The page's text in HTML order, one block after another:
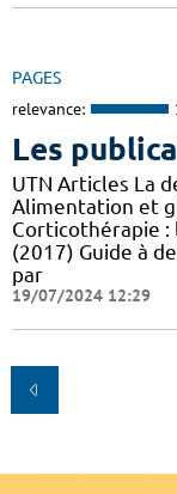
PAGES
relevance:
Les
UTN Articles La
Alimentation et
Corticothérapie :
(2017) Guide à
par
19/07/2024 12:29